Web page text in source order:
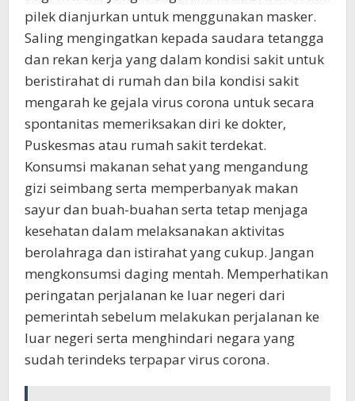
pilek dianjurkan untuk menggunakan masker.
Saling mengingatkan kepada saudara tetangga
dan rekan kerja yang dalam kondisi sakit untuk
beristirahat di rumah dan bila kondisi sakit
mengarah ke gejala virus corona untuk secara
spontanitas memeriksakan diri ke dokter,
Puskesmas atau rumah sakit terdekat.
Konsumsi makanan sehat yang mengandung
gizi seimbang serta memperbanyak makan
sayur dan buah-buahan serta tetap menjaga
kesehatan dalam melaksanakan aktivitas
berolahraga dan istirahat yang cukup. Jangan
mengkonsumsi daging mentah. Memperhatikan
peringatan perjalanan ke luar negeri dari
pemerintah sebelum melakukan perjalanan ke
luar negeri serta menghindari negara yang
sudah terindeks terpapar virus corona.